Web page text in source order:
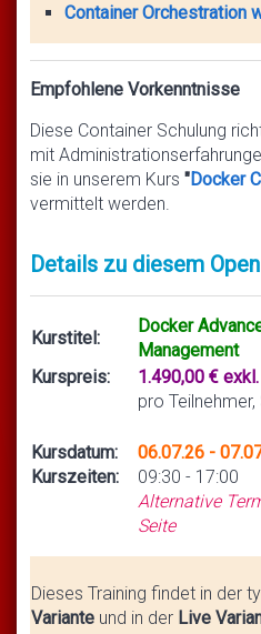
Container Orchestration
Empfohlene Vorkenntnisse
Diese Container Schulung
mit
sie in unserem Kurs "Docker
vermittelt werden.
Details zu diesem
Kurstitel:
Docker
Management
Kurspreis:
1.490,00 €
pro
Kursdatum:
Kurszeiten:
06.07.26 -
09:30 - 17:00
Alternative
Seite
Dieses Training findet in der
Variante und in der Live